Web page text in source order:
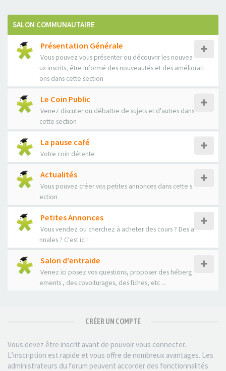
SALON COMMUNAUTAIRE
Présentation Générale
Vous pouvez vous présenter ou découvrir les nouvea
ux inscrits, être informé des nouveautés et des améliorati
ons dans cette section
Le Coin Public
Venez discuter ou débattre de sujets et d'autres dans
cette section
La pause café
Votre coin détente
Actualités
Vous pouvez créer vos petites annonces dans cette s
ection
Petites Annonces
Vous vendez ou cherchez à acheter des cours ? Des a
nnales ? C'est ici !
Salon d'entraide
Venez ici posez vos questions, proposer des héberg
ements , des covoiturages, des fiches, etc ...
CRÉER UN COMPTE
Vous devez être inscrit avant de pouvoir vous connecter.
L’inscription est rapide et vous offre de nombreux avantages. Les
administrateurs du forum peuvent accorder des fonctionnalités